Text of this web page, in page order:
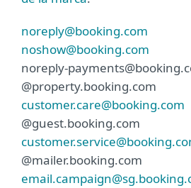
noreply@booking.com
noshow@booking.com
noreply-
@property.booking.com
customer.care@booking.com
@guest.booking.com
@mailer.booking.com